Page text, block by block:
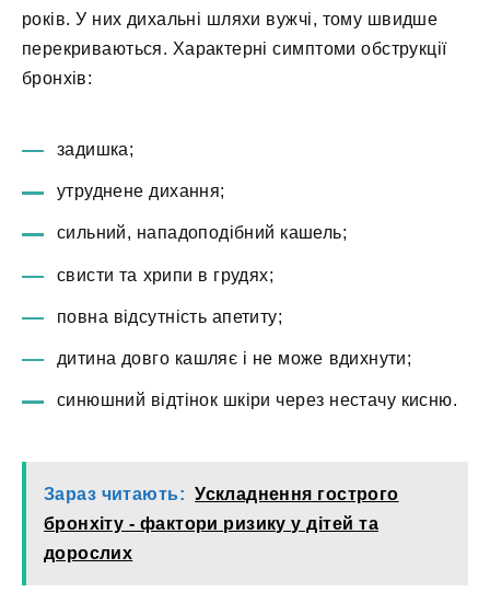
років. У них дихальні шляхи вужчі, тому швидше
перекриваються. Характерні симптоми обструкції
бронхів:
задишка;
утруднене дихання;
сильний, нападоподібний кашель;
свисти та хрипи в грудях;
повна відсутність апетиту;
дитина довго кашляє і не може вдихнути;
синюшний відтінок шкіри через нестачу кисню.
Зараз читають: Ускладнення гострого
бронхіту - фактори ризику у дітей та
дорослих